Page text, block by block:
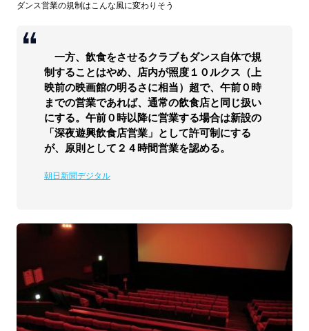
ダンス営業の規制はこんな風に変わりそう
一方、飲食をさせるクラブもダンス自体で規
制することはやめ、店内が照度１０ルクス（上
映前の映画館の明るさに相当）超で、午前０時
までの営業であれば、通常の飲食店と同じ扱い
にする。午前０時以降に営業する場合は新設の
「深夜遊興飲食店営業」として許可制にする
が、原則として２４時間営業を認める。
朝日新聞デジタル